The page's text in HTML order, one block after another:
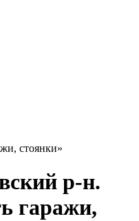
стоянки»
р-н.
гаражи,